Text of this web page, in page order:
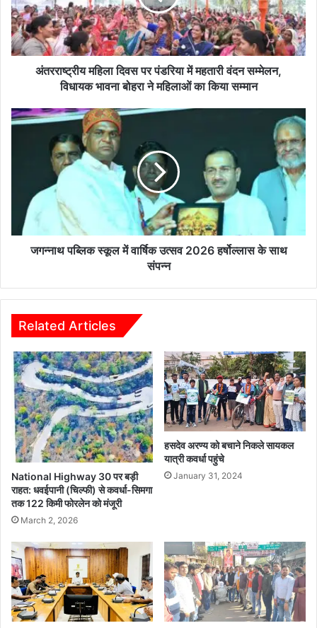
में
महतारी
वंदन
सम्मेलन,
विधायक
ने
महिलाओं
अंतरराष्ट्रीय महिला दिवस पर पंडरिया में महतारी वंदन सम्मेलन,
विधायक भावना बोहरा ने महिलाओं का किया सम्मान
जगन्नाथ
2026
हर्षोल्लास
के
जगन्नाथ पब्लिक स्कूल में वार्षिक उत्सव 2026 हर्षोल्लास के साथ
संपन्न
Related Articles
National Highway 30 पर बड़ी
राहत: धवईपानी (चिल्फी) से कवर्धा-सिमगा
तक 122 किमी फोरलेन को मंजूरी
March 2, 2026
हसदेव अरण्य को बचाने निकले सायकल
यात्री कवर्धा पहुंचे
January 31, 2024